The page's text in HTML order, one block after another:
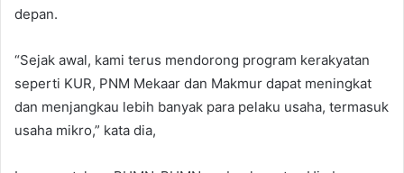
depan.
“Sejak awal, kami terus mendorong program kerakyatan
seperti KUR, PNM Mekaar dan Makmur dapat meningkat
dan menjangkau lebih banyak para pelaku usaha, termasuk
usaha mikro,” kata dia,